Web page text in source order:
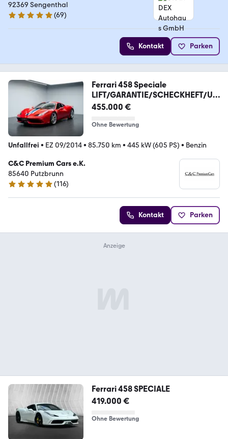
92369 Sengenthal
4.9 Sterne
(69)
Kontakt Parken
Ferrari 458 Speciale
LIFT/GARANTIE/SCHECKHEFT/UN
FALLFREI
455.000 €
Ohne Bewertung
Unfallfrei • EZ 09/2014• 85.750 km • 445 kW (605 PS) • Benzin
C&C Premium Cars e.K.
85640 Putzbrunn
4.9 Sterne
(116)
Kontakt Parken
Ferrari 458 SPECIALE
419.000 €
Ohne Bewertung